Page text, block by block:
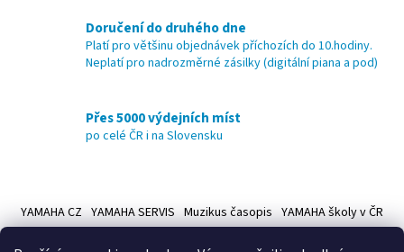
Doručení do druhého dne
Platí pro většinu objednávek příchozích do 10.hodiny.
Neplatí pro nadrozměrné zásilky (digitální piana a pod)
Přes 5000 výdejních míst
po celé ČR i na Slovensku
p
YAMAHA CZ YAMAHA SERVIS Muzikus časopis YAMAHA školy v ČR